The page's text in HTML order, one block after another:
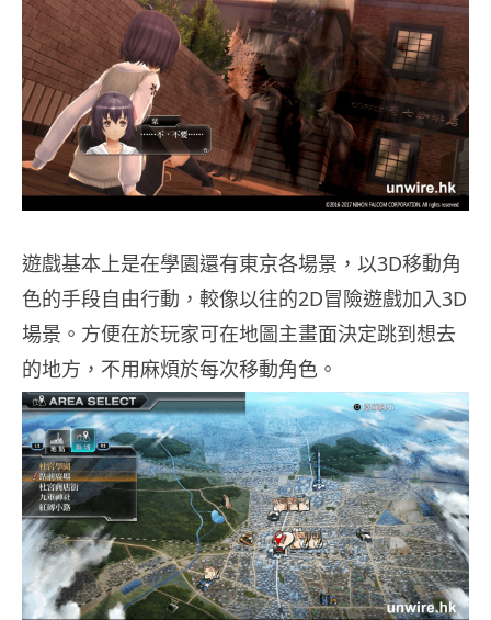
遊戲基本上是在學園還有東京各場景，以3D移動角
色的手段自由行動，較像以往的2D冒險遊戲加入3D
場景。方便在於玩家可在地圖主畫面決定跳到想去
的地方，不用麻煩於每次移動角色。